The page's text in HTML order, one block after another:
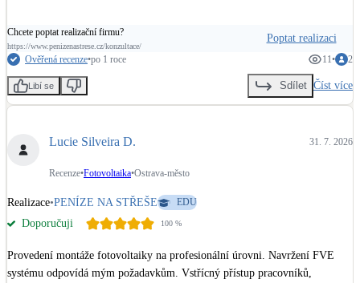
Chcete poptat realizační firmu?
https://www.penizenastrese.cz/konzultace/
Poptat realizaci
Ověřená recenze•po 1 roce 11• 2
Libí se Sdílet Číst více
Lucie Silveira D. 31. 7. 2026
Recenze•Fotovoltaika•Ostrava-město
Realizace•PENÍZE NA STŘEŠE EDU
Doporučuji 100 %
Provedení montáže fotovoltaiky na profesionální úrovni. Navržení FVE
systému odpovídá mým požadavkům. Vstřícný přístup pracovníků,